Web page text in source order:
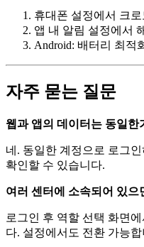
휴대폰 설정에서 크
앱 내 알림 설정에서
Android: 배터리 최적
자주 묻는 질문
웹과 앱의 데이터는 동일한
네. 동일한 계정으로 로그
확인할 수 있습니다.
여러 센터에 소속되어 있으
로그인 후 역할 선택 화면
다. 설정에서도 전환 가능합